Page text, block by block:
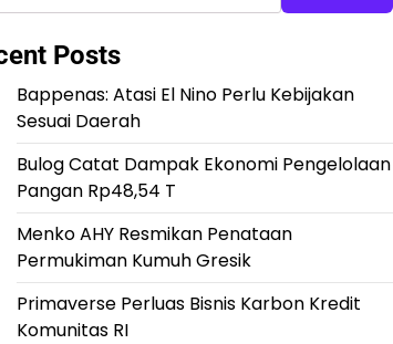
Posts
Bappenas: Atasi El Nino Perlu Kebijakan
Sesuai Daerah
Bulog Catat Dampak Ekonomi Pengelolaan
Pangan Rp48,54 T
Menko AHY Resmikan Penataan
Permukiman Kumuh Gresik
Primaverse Perluas Bisnis Karbon Kredit
Komunitas RI